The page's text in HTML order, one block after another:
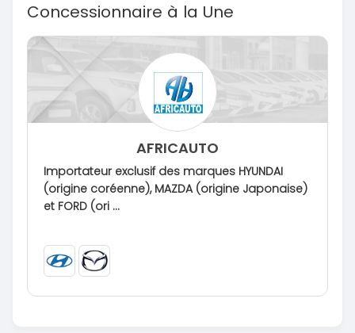
Concessionnaire à la Une
AFRICAUTO
Importateur exclusif des marques HYUNDAI
(origine coréenne), MAZDA (origine Japonaise)
et FORD (ori ...